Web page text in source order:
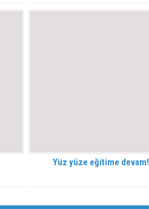
Yüz yüze eğitime devam!